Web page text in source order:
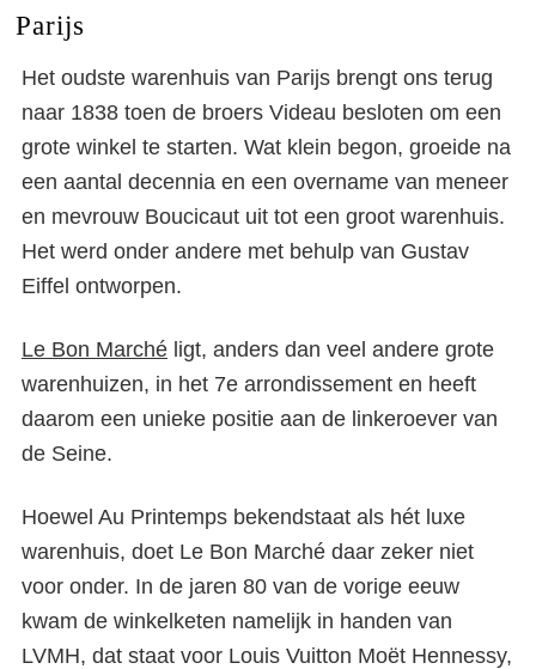
Parijs
Het oudste warenhuis van Parijs brengt ons terug
naar 1838 toen de broers Videau besloten om een
grote winkel te starten. Wat klein begon, groeide na
een aantal decennia en een overname van meneer
en mevrouw Boucicaut uit tot een groot warenhuis.
Het werd onder andere met behulp van Gustav
Eiffel ontworpen.
Le Bon Marché ligt, anders dan veel andere grote
warenhuizen, in het 7e arrondissement en heeft
daarom een unieke positie aan de linkeroever van
de Seine.
Hoewel Au Printemps bekendstaat als hét luxe
warenhuis, doet Le Bon Marché daar zeker niet
voor onder. In de jaren 80 van de vorige eeuw
kwam de winkelketen namelijk in handen van
LVMH, dat staat voor Louis Vuitton Moët Hennessy,